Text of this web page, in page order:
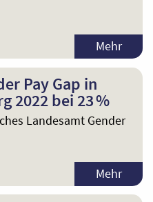
Mehr
Pay Gap in
2022 bei 23 %
Landesamt Gender
Mehr